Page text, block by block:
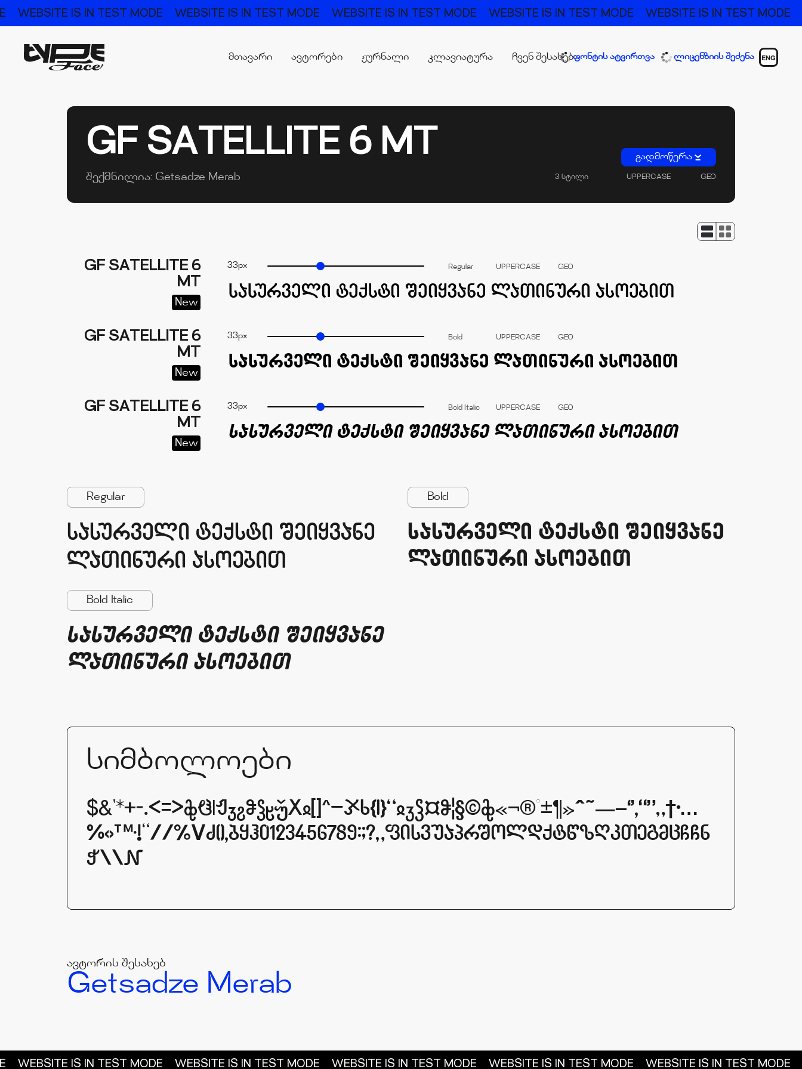
WEBSITE IS IN TEST MODE WEBSITE IS IN TEST MODE WEBSITE IS IN TEST MODE WEBSITE IS IN TEST MODE WEBSITE IS IN TEST MODE
მთავარი ავტორები ჟურნალი კლავიატურა ჩვენ შესახებფონტის ატვირთვა ლიცენზიის შეძენა ENG
GF SATELLITE 6 MT გადმოწერა
შექმნილია: Getsadze Merab 3 სტილი UPPERCASE GEO
GF SATELLITE 6
MT
New
33px Regular UPPERCASE GEO
GF SATELLITE 6
MT
New
33px Bold UPPERCASE GEO
GF SATELLITE 6
MT
New
33px Bold Italic UPPERCASE GEO
Regular
sasurveli teqsti Seiyvane
laTinuri asoebiT
Bold
sasurveli teqsti Seiyvane
laTinuri asoebiT
Bold Italic
sasurveli teqsti Seiyvane
laTinuri asoebiT
სიმბოლოები
$&'*+-.<=>FHIJKLOPQUXY[]^_jx{|}~¡¢£¤¥¦§©ª«¬®°±¶»ˆ˜–—‘’‚“”`†•…
‰‹›™·!"//%VZ(),byh0123456789:;?@fisvuaprSoldqtwzRkTegmcGCn
W\\#
ავტორის შესახებ
Getsadze Merab
WEBSITE IS IN TEST MODE WEBSITE IS IN TEST MODE WEBSITE IS IN TEST MODE WEBSITE IS IN TEST MODE WEBSITE IS IN TEST MODE